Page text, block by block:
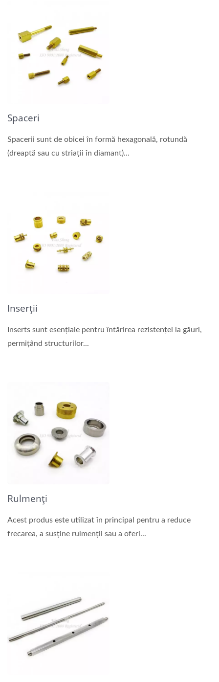
Spaceri
Spacerii sunt de obicei în formă hexagonală, rotundă
(dreaptă sau cu striații în diamant)...
Inserții
Inserts sunt esențiale pentru întărirea rezistenței la găuri,
permițând structurilor...
Rulmenți
Acest produs este utilizat în principal pentru a reduce
frecarea, a susține rulmenții sau a oferi...